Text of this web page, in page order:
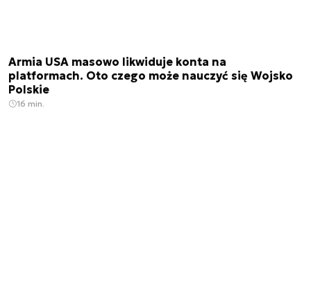
Armia USA masowo likwiduje konta na
platformach. Oto czego może nauczyć się Wojsko
Polskie
16 min.